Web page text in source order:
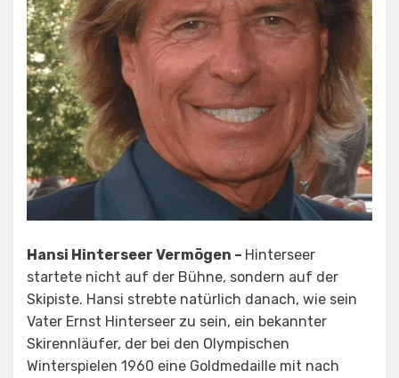
Hansi Hinterseer Vermögen – Hinterseer
startete nicht auf der Bühne, sondern auf der
Skipiste. Hansi strebte natürlich danach, wie sein
Vater Ernst Hinterseer zu sein, ein bekannter
Skirennläufer, der bei den Olympischen
Winterspielen 1960 eine Goldmedaille mit nach